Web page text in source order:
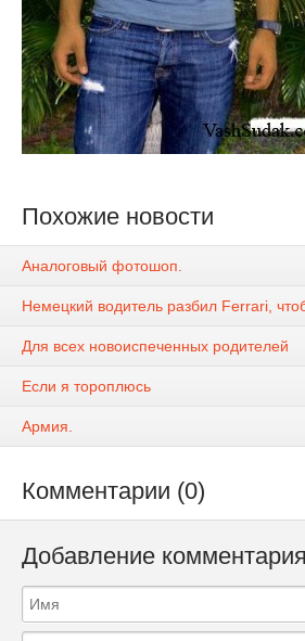
Похожие новости
Аналоговый фотошоп.
Немецкий водитель разбил Ferrari,
Для всех новоиспеченных родителей
Если я тороплюсь
Армия.
Комментарии (0)
Добавление комментария